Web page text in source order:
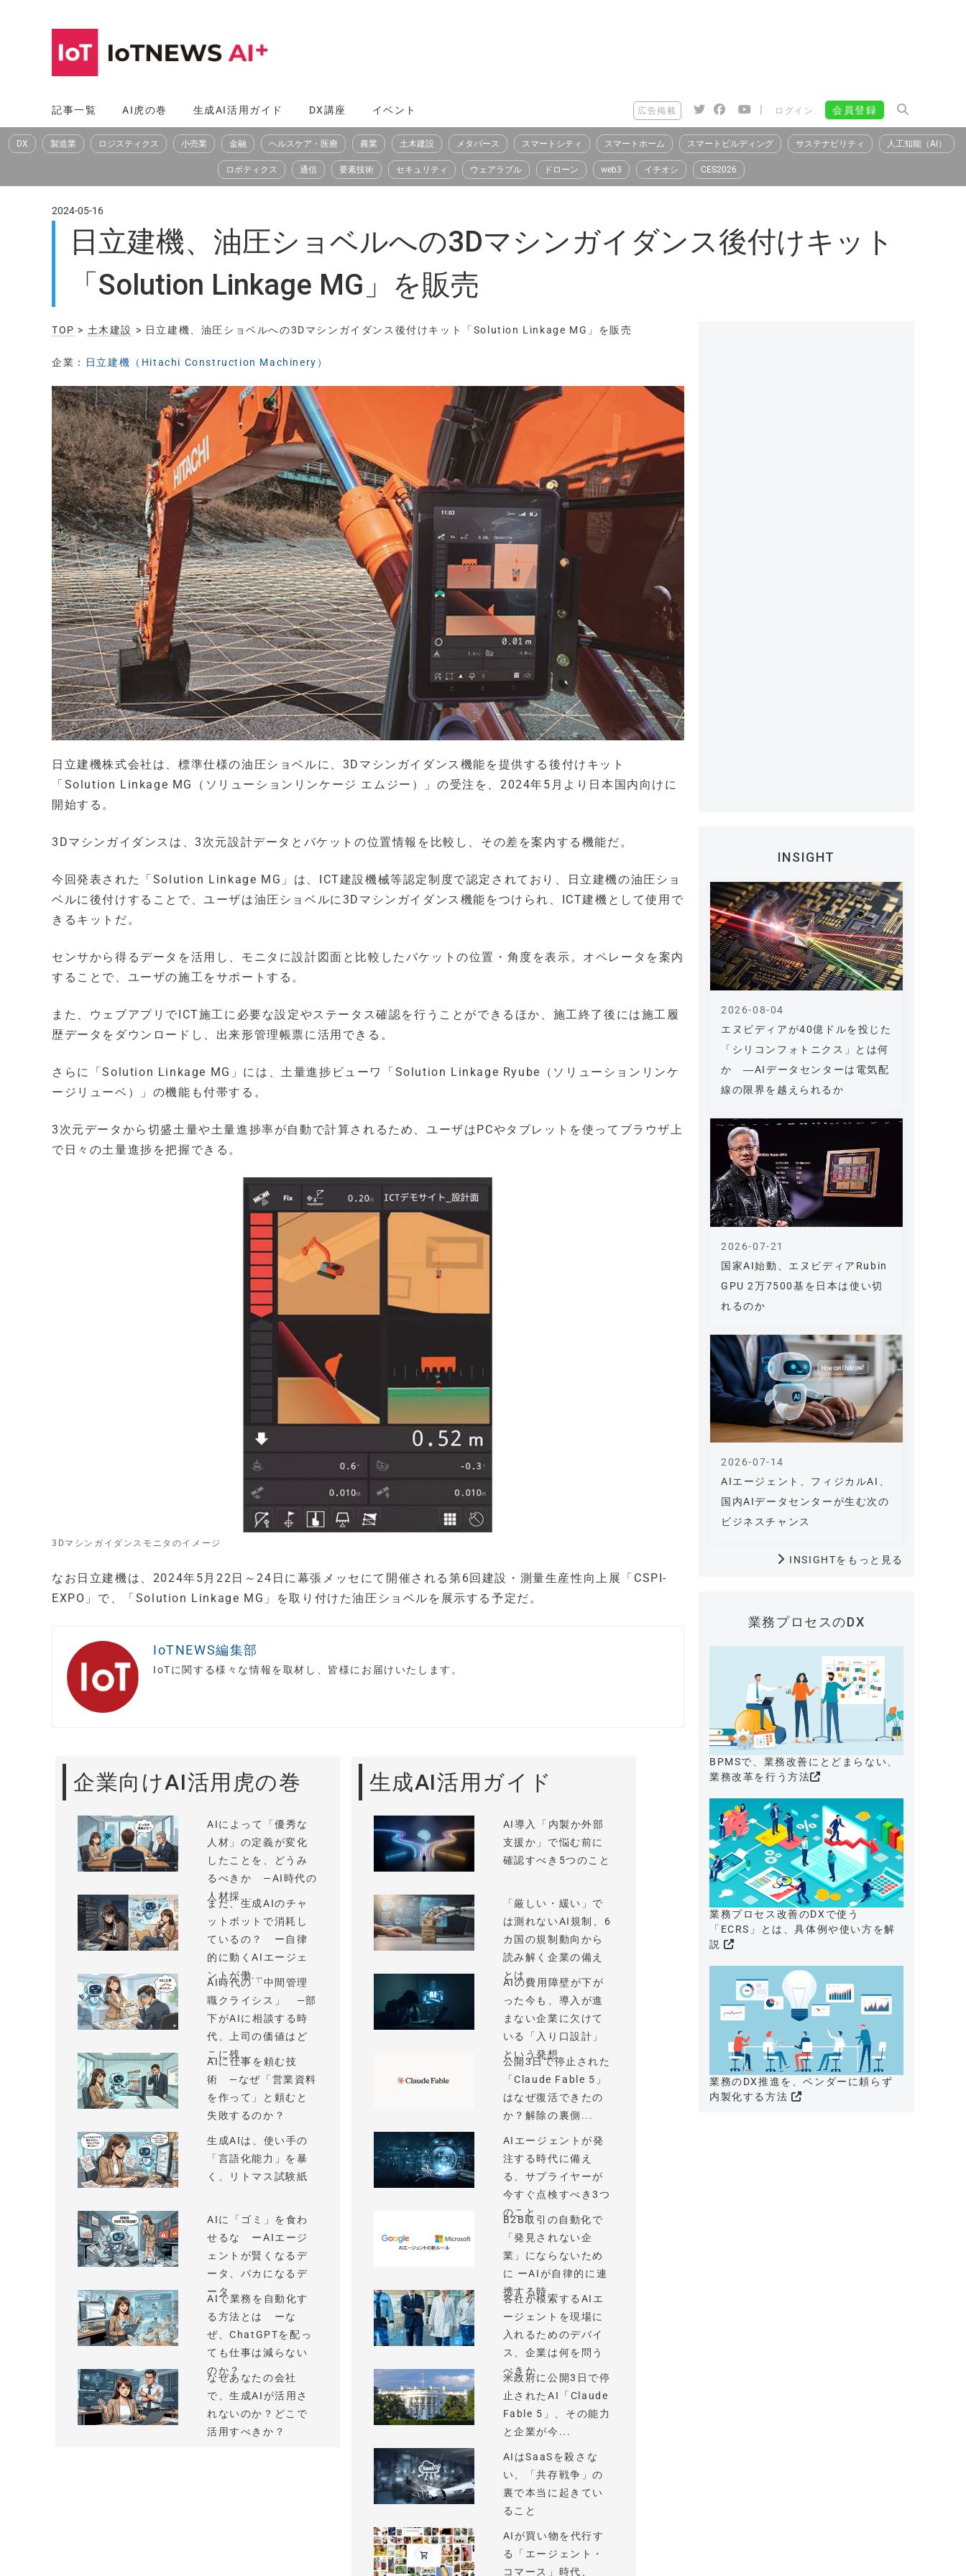
へ
ス
記事一覧 AI虎の巻 生成AI活用ガイド DX講座 イベント 広告掲載 | ログイン 会員登録
DX 製造業 ロジスティクス 小売業 金融 ヘルスケア・医療 農業 土木建設 メタバース スマートシティ スマートホーム スマートビルディング サステナビリティ 人工知能（AI）
ロボティクス 通信 要素技術 セキュリティ ウェアラブル ドローン web3 イチオシ CES2026
2024-05-16
日立建機、油圧ショベルへの3Dマシンガイダンス後付けキット
「Solution Linkage MG」を販売
TOP > 土木建設 > 日立建機、油圧ショベルへの3Dマシンガイダンス後付けキット「Solution Linkage MG」を販売
企業： 日立建機（Hitachi Construction Machinery）
日立建機株式会社は、標準仕様の油圧ショベルに、3Dマシンガイダンス機能を提供する後付けキット
「Solution Linkage MG（ソリューションリンケージ エムジー）」の受注を、2024年5月より日本国内向けに
開始する。
3Dマシンガイダンスは、3次元設計データとバケットの位置情報を比較し、その差を案内する機能だ。
今回発表された「Solution Linkage MG」は、ICT建設機械等認定制度で認定されており、日立建機の油圧ショ
ベルに後付けすることで、ユーザは油圧ショベルに3Dマシンガイダンス機能をつけられ、ICT建機として使用で
きるキットだ。
センサから得るデータを活用し、モニタに設計図面と比較したバケットの位置・角度を表示。オペレータを案内
することで、ユーザの施工をサポートする。
また、ウェブアプリでICT施工に必要な設定やステータス確認を行うことができるほか、施工終了後には施工履
歴データをダウンロードし、出来形管理帳票に活用できる。
さらに「Solution Linkage MG」には、土量進捗ビューワ「Solution Linkage Ryube（ソリューションリンケ
ージリューベ）」の機能も付帯する。
3次元データから切盛土量や土量進捗率が自動で計算されるため、ユーザはPCやタブレットを使ってブラウザ上
で日々の土量進捗を把握できる。
3Dマシンガイダンスモニタのイメージ
なお日立建機は、2024年5月22日～24日に幕張メッセにて開催される第6回建設・測量生産性向上展「CSPI-
EXPO」で、「Solution Linkage MG」を取り付けた油圧ショベルを展示する予定だ。
IoTNEWS編集部
IoTに関する様々な情報を取材し、皆様にお届けいたします。
企業向けAI活用虎の巻
AIによって「優秀な
人材」の定義が変化
したことを、どうみ
るべきか —AI時代の
人材採...
まだ、生成AIのチャ
ットボットで消耗し
ているの？ ー自律
的に動くAIエージェ
ントが働...
AI時代の「中間管理
職クライシス」 —部
下がAIに相談する時
代、上司の価値はど
こに残...
AIに仕事を頼む技
術 —なぜ「営業資料
を作って」と頼むと
失敗するのか？
生成AIは、使い手の
「言語化能力」を暴
く、リトマス試験紙
AIに「ゴミ」を食わ
せるな ーAIエージ
ェントが賢くなるデ
ータ、バカになるデ
ータ
AIで業務を自動化す
る方法とは ーな
ぜ、ChatGPTを配っ
ても仕事は減らない
のか？
なぜあなたの会社
で、生成AIが活用さ
れないのか？どこで
活用すべきか？
生成AI活用ガイド
AI導入「内製か外部
支援か」で悩む前に
確認すべき5つのこと
「厳しい・緩い」で
は測れないAI規制、6
カ国の規制動向から
読み解く企業の備え
とは
AIの費用障壁が下が
った今も、導入が進
まない企業に欠けて
いる「入り口設計」
という発想
公開3日で停止された
「Claude Fable 5」
はなぜ復活できたの
か？解除の裏側...
AIエージェントが発
注する時代に備え
る、サプライヤーが
今すぐ点検すべき3つ
のこと
B2B取引の自動化で
「発見されない企
業」にならないため
に ーAIが自律的に連
携する時...
各社が模索するAIエ
ージェントを現場に
入れるためのデバイ
ス、企業は何を問う
べきか
米政府に公開3日で停
止されたAI「Claude
Fable 5」、その能力
と企業が今...
AIはSaaSを殺さな
い、「共存戦争」の
裏で本当に起きてい
ること
AIが買い物を代行す
る「エージェント・
コマース」時代、
INSIGHT
エヌビディアが40億ドルを投じた
「シリコンフォトニクス」とは何
か ―AIデータセンターは電気配
線の限界を越えられるか
2026-08-04
国家AI始動、エヌビディアRubin
GPU 2万7500基を日本は使い切
れるのか
2026-07-21
AIエージェント、フィジカルAI、
国内AIデータセンターが生む次の
ビジネスチャンス
2026-07-14
INSIGHTをもっと見る
業務プロセスのDX
BPMSで、業務改善にとどまらない、
業務改革を行う方法
業務プロセス改善のDXで使う
「ECRS」とは、具体例や使い方を解
説
業務のDX推進を、ベンダーに頼らず
内製化する方法